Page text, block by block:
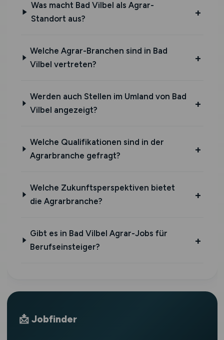
Was macht Bad Vilbel als Agrar-
Standort aus?
Welche Agrar-Branchen sind in Bad
Vilbel vertreten?
Werden auch Stellen im Umland von Bad
Vilbel angezeigt?
Welche Qualifikationen sind in der
Agrarbranche gefragt?
Welche Zukunftsperspektiven bietet
die Agrarbranche?
Gibt es in Bad Vilbel Agrar-Jobs für
Berufseinsteiger?
📩 Jobfinder